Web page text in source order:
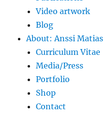
Video artwork
Blog
About: Anssi Matias
Curriculum Vitae
Media/Press
Portfolio
Shop
Contact